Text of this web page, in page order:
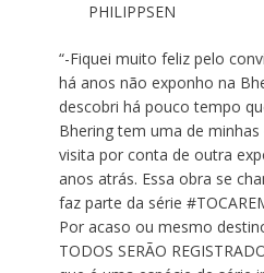
PHILIPPSEN
“-Fiquei muito feliz pelo
há anos não exponho na
descobri há pouco tempo
Bhering tem uma de
visita por conta de outra
anos atrás. Essa obra se
faz parte da série
Por acaso ou mesmo
TODOS SERÃO